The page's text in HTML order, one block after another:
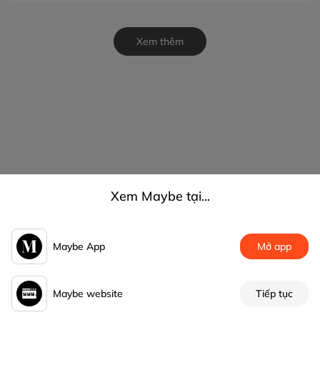
Xem thêm
Xem Maybe tại...
Maybe App Mở app
Maybe website Tiếp tục